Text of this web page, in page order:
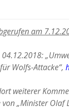
am
Wolfs-Attacke“,
weiterer
von „Minister Olaf